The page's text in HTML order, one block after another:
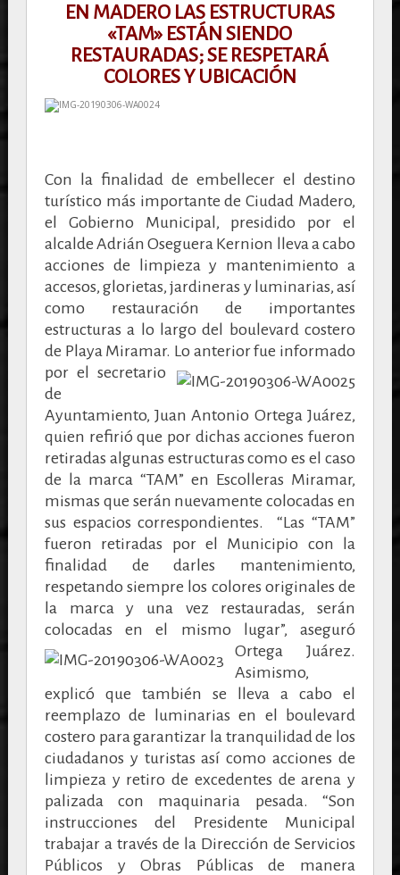
EN MADERO LAS ESTRUCTURAS
«TAM» ESTÁN SIENDO
RESTAURADAS; SE RESPETARÁ
COLORES Y UBICACIÓN
Con la finalidad de embellecer el destino
turístico más importante de Ciudad Madero,
el Gobierno Municipal, presidido por el
alcalde Adrián Oseguera Kernion lleva a cabo
acciones de limpieza y mantenimiento a
accesos, glorietas, jardineras y luminarias, así
como restauración de importantes
estructuras a lo largo del boulevard costero
de Playa Miramar. Lo anterior fue informado
por el secretario
de
Ayuntamiento, Juan Antonio Ortega Juárez,
quien refirió que por dichas acciones fueron
retiradas algunas estructuras como es el caso
de la marca “TAM” en Escolleras Miramar,
mismas que serán nuevamente colocadas en
sus espacios correspondientes. “Las “TAM”
fueron retiradas por el Municipio con la
finalidad de darles mantenimiento,
respetando siempre los colores originales de
la marca y una vez restauradas, serán
colocadas en el mismo lugar”, aseguró
Ortega Juárez.
Asimismo,
explicó que también se lleva a cabo el
reemplazo de luminarias en el boulevard
costero para garantizar la tranquilidad de los
ciudadanos y turistas así como acciones de
limpieza y retiro de excedentes de arena y
palizada con maquinaria pesada. “Son
instrucciones del Presidente Municipal
trabajar a través de la Dirección de Servicios
Públicos y Obras Públicas de manera